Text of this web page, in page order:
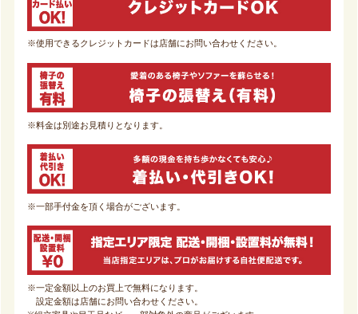
※使用できるクレジットカードは店舗にお問い合わせください。
※料金は別途お見積りとなります。
※一部手付金を頂く場合がございます。
※一定金額以上のお買上で無料になります。
設定金額は店舗にお問い合わせください。